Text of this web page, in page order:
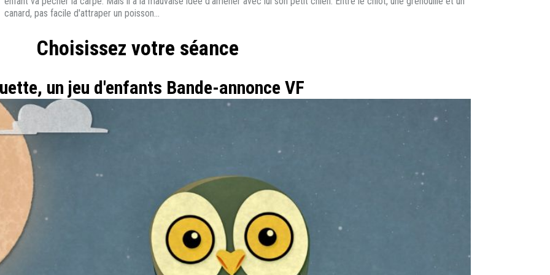
canard, pas facile d'attraper un poisson...
Choisissez votre séance
un jeu d'enfants Bande-annonce VF